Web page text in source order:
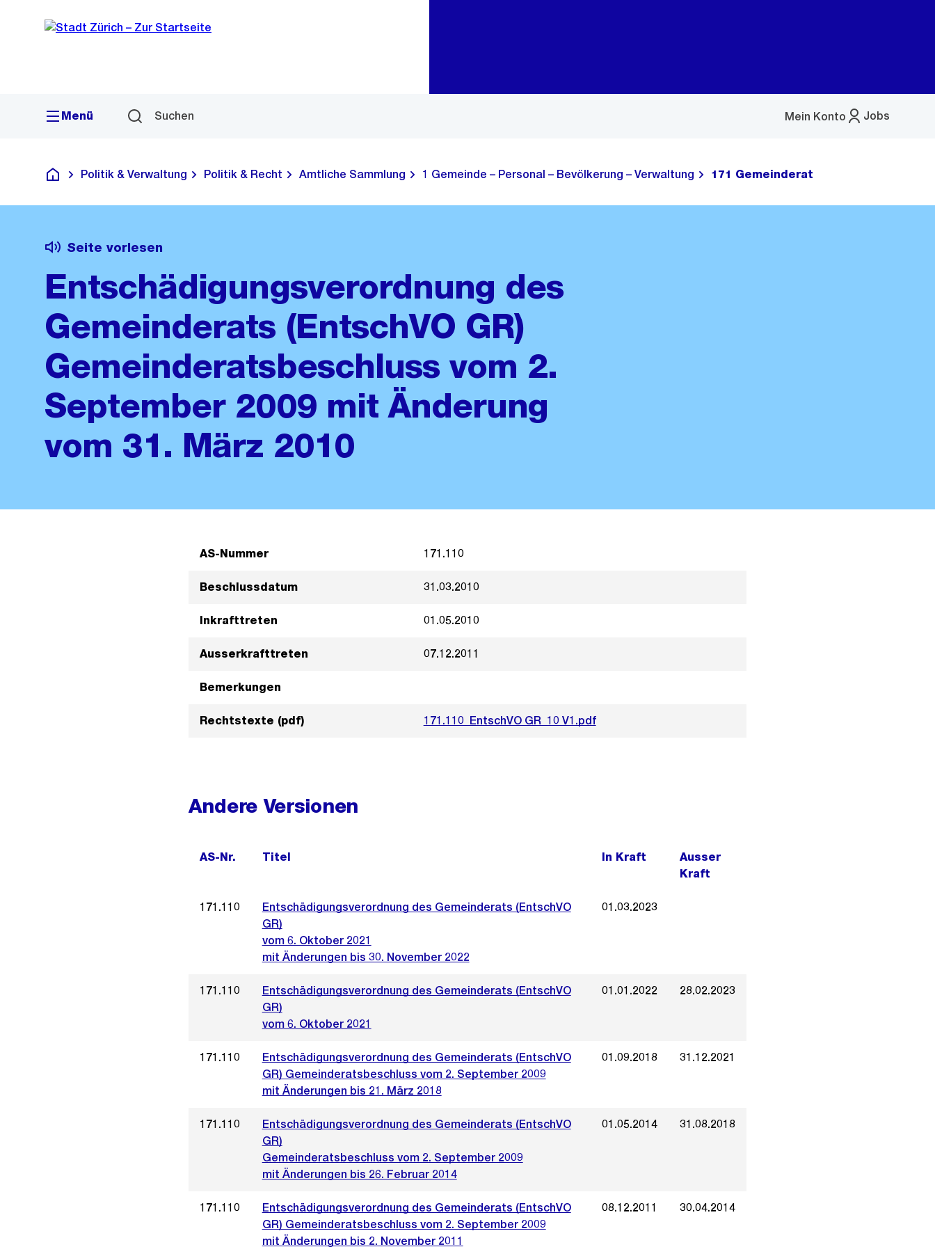
Navigation
Sprunglink
Menü Suchen Jobs
Mein Konto
Menü
Deutsch
Politik & Verwaltung Politik & Recht Amtliche Sammlung 1 Gemeinde – Personal – Bevölkerung – Verwaltung 171 Gemeinderat
Seite vorlesen
Entschädigungsverordnung des
Gemeinderats (EntschVO GR)
Gemeinderatsbeschluss vom 2.
September 2009 mit Änderung
vom 31. März 2010
AS-Nummer 171.110
Beschlussdatum 31.03.2010
Inkrafttreten 01.05.2010
Ausserkrafttreten 07.12.2011
Bemerkungen
Rechtstexte (pdf) 171.110_EntschVO GR_10 V1.pdf
Andere Versionen
AS-Nr. Titel In Kraft
Ausser
Kraft
171.110
Entschädigungsverordnung des Gemeinderats (EntschVO
GR)
vom 6. Oktober 2021
mit Änderungen bis 30. November 2022
01.03.2023
171.110
Entschädigungsverordnung des Gemeinderats (EntschVO
GR)
vom 6. Oktober 2021
01.01.2022 28.02.2023
171.110
Entschädigungsverordnung des Gemeinderats (EntschVO
GR) Gemeinderatsbeschluss vom 2. September 2009
mit Änderungen bis 21. März 2018
01.09.2018 31.12.2021
171.110
Entschädigungsverordnung des Gemeinderats (EntschVO
GR)
Gemeinderatsbeschluss vom 2. September 2009
mit Änderungen bis 26. Februar 2014
01.05.2014 31.08.2018
171.110
Entschädigungsverordnung des Gemeinderats (EntschVO
GR) Gemeinderatsbeschluss vom 2. September 2009
mit Änderungen bis 2. November 2011
08.12.2011 30.04.2014